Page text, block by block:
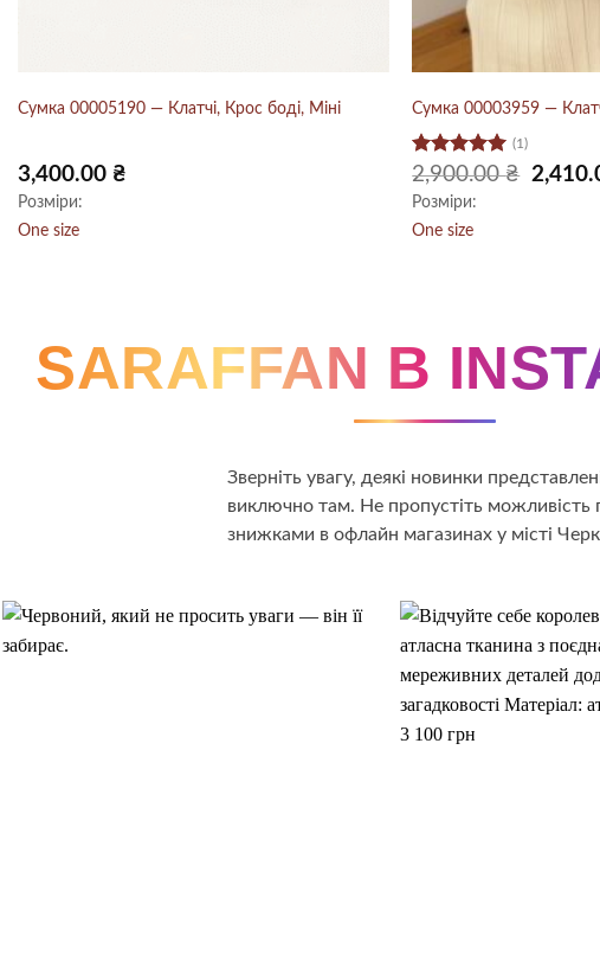
Сумка 00005190 — Клатчі, Крос боді, Міні
3,400.00 ₴
Розміри:
One size
Сумка 00003959 —
Оцінено в
з 5
(1)
2,900.00₴
ціна:
Розміри:
One size
SARAFFAN В
Зверніть увагу, деякі новинки
виключно там. Не пропустіть можливість
знижками в офлайн магазинах у місті